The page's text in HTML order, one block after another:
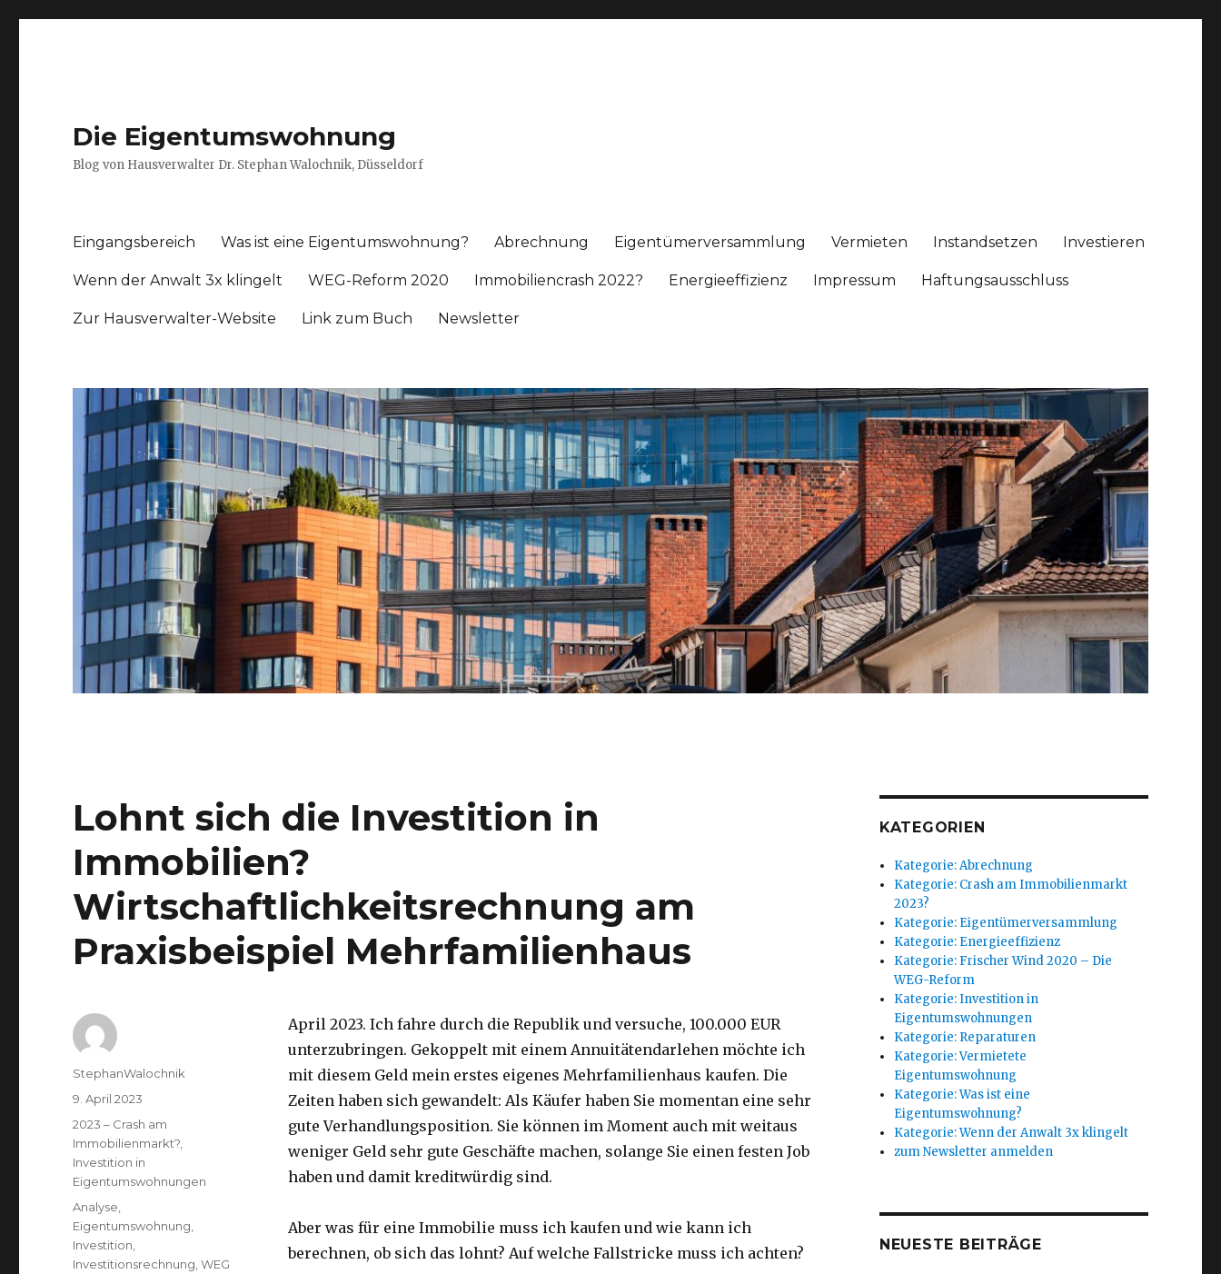
Die Eigentumswohnung
Blog von Hausverwalter Dr. Stephan Walochnik, Düsseldorf
Eingangsbereich Was ist eine Eigentumswohnung? Abrechnung Eigentümerversammlung Vermieten Instandsetzen Investieren
Wenn der Anwalt 3x klingelt WEG-Reform 2020 Immobiliencrash 2022? Energieeffizienz Impressum Haftungsausschluss
Zur Hausverwalter-Website Link zum Buch Newsletter
Lohnt sich die Investition in
Immobilien?
Wirtschaftlichkeitsrechnung am
Praxisbeispiel Mehrfamilienhaus
April 2023. Ich fahre durch die Republik und versuche, 100.000 EUR
unterzubringen. Gekoppelt mit einem Annuitätendarlehen möchte ich
mit diesem Geld mein erstes eigenes Mehrfamilienhaus kaufen. Die
Zeiten haben sich gewandelt: Als Käufer haben Sie momentan eine sehr
gute Verhandlungsposition. Sie können im Moment auch mit weitaus
weniger Geld sehr gute Geschäfte machen, solange Sie einen festen Job
haben und damit kreditwürdig sind.
Aber was für eine Immobilie muss ich kaufen und wie kann ich
berechnen, ob sich das lohnt? Auf welche Fallstricke muss ich achten?
Autor
StephanWalochnik
Veröffentlicht
am
9. April 2023
Kategorien
2023 – Crash am
Immobilienmarkt?,
Investition in
Eigentumswohnungen
Schlagwörter
Analyse,
Eigentumswohnung,
Investition,
Investitionsrechnung,WEG
KATEGORIEN
Kategorie: Abrechnung
Kategorie: Crash am Immobilienmarkt
2023?
Kategorie: Eigentümerversammlung
Kategorie: Energieeffizienz
Kategorie: Frischer Wind 2020 – Die
WEG-Reform
Kategorie: Investition in
Eigentumswohnungen
Kategorie: Reparaturen
Kategorie: Vermietete
Eigentumswohnung
Kategorie: Was ist eine
Eigentumswohnung?
Kategorie: Wenn der Anwalt 3x klingelt
zum Newsletter anmelden
NEUESTE BEITRÄGE